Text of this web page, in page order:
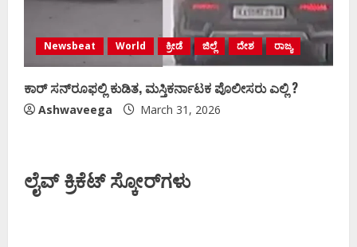
Newsbeat World ಕ್ರೀಡೆ ಜಿಲ್ಲೆ ದೇಶ ರಾಜ್ಯ
ಕಾರ್ ಸನ್‌ರೂಫಲ್ಲಿ ಕುಡಿತ, ಮಸ್ತಿಕರ್ನಾಟಕ ಪೊಲೀಸರು ಎಲ್ಲಿ ?
Ashwaveega March 31, 2026
ಲೈವ್ ಕ್ರಿಕೆಟ್ ಸ್ಕೋರ್‌ಗಳು